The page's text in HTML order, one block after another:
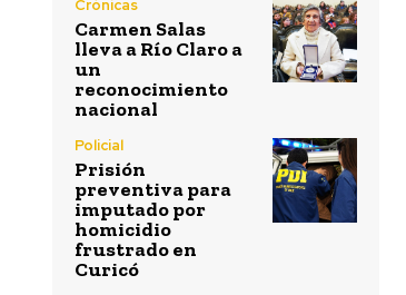
Crónicas
Carmen Salas
lleva a Río Claro a
un
reconocimiento
nacional
Policial
Prisión
preventiva para
imputado por
homicidio
frustrado en
Curicó